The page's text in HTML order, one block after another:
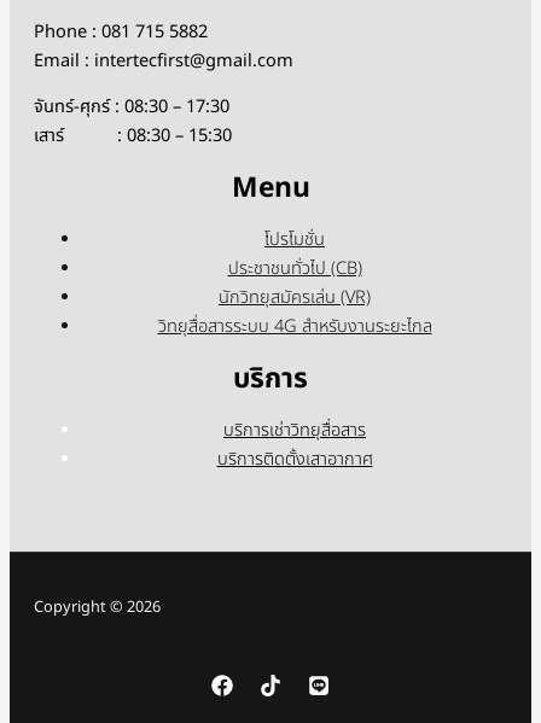
Phone : 081 715 5882
Email : intertecfirst@gmail.com
จันทร์-ศุกร์ : 08:30 – 17:30
เสาร์ : 08:30 – 15:30
Menu
โปรโมชั่น
ประชาชนทั่วไป (CB)
นักวิทยุสมัครเล่น (VR)
วิทยุสื่อสารระบบ 4G สำหรับงานระยะไกล
บริการ
บริการเช่าวิทยุสื่อสาร
บริการติดตั้งเสาอากาศ
Copyright © 2026